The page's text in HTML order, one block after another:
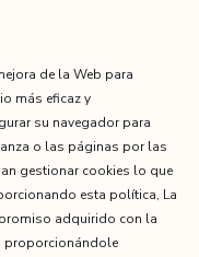
de la Web para
más eficaz y
su navegador para
o las páginas por las
gestionar cookies lo que
esta política, La
adquirido con la
proporcionándole